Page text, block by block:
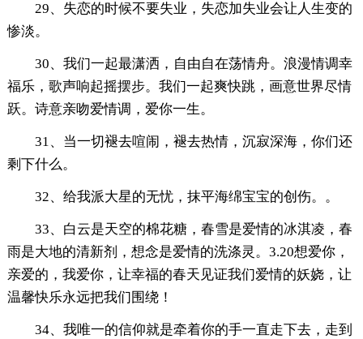
29、失恋的时候不要失业，失恋加失业会让人生变的
惨淡。
30、我们一起最潇洒，自由自在荡情舟。浪漫情调幸
福乐，歌声响起摇摆步。我们一起爽快跳，画意世界尽情
跃。诗意亲吻爱情调，爱你一生。
31、当一切褪去喧闹，褪去热情，沉寂深海，你们还
剩下什么。
32、给我派大星的无忧，抹平海绵宝宝的创伤。。
33、白云是天空的棉花糖，春雪是爱情的冰淇凌，春
雨是大地的清新剂，想念是爱情的洗涤灵。3.20想爱你，
亲爱的，我爱你，让幸福的春天见证我们爱情的妖娆，让
温馨快乐永远把我们围绕！
34、我唯一的信仰就是牵着你的手一直走下去，走到